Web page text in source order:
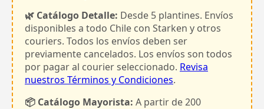
🌿 Catálogo Detalle: Desde 5 plantines. Envíos
disponibles a todo Chile con Starken y otros
couriers. Todos los envíos deben ser
previamente cancelados. Los envíos son todos
por pagar al courier seleccionado. Revisa
nuestros Términos y Condiciones.
📦 Catálogo Mayorista: A partir de 200